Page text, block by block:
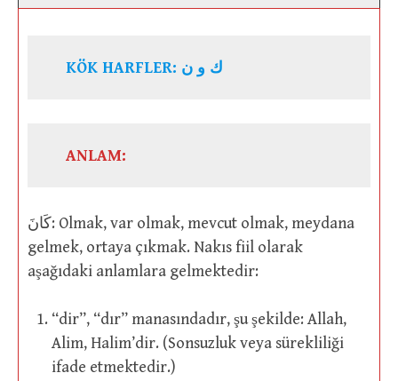
KÖK HARFLER: ك و ن
ANLAM:
كَانَ: Olmak, var olmak, mevcut olmak, meydana
gelmek, ortaya çıkmak. Nakıs fiil olarak
aşağıdaki anlamlara gelmektedir:
“dir”, “dır” manasındadır, şu şekilde: Allah,
Alim, Halim’dir. (Sonsuzluk veya sürekliliği
ifade etmektedir.)